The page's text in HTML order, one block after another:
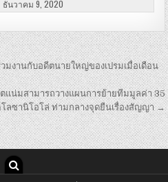
ธันวาคม 9, 2020
มงานกับอดีตนายใหญ่ของเปรมเมื่อเดือน
แน่มสามารถวางแผนการย้ายทีมมูลค่า 35
ลซานิโอโล่ ท่ามกลางจุดยืนเรื่องสัญญา →